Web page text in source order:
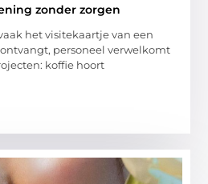
zonder zorgen
het visitekaartje van een
personeel verwelkomt
koffie hoort